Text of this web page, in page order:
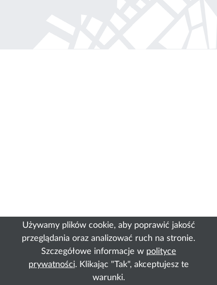
Używamy plików cookie, aby poprawić jakość
przeglądania oraz analizować ruch na stronie.
Szczegółowe informacje w polityce
prywatności. Klikając "Tak", akceptujesz te
warunki.